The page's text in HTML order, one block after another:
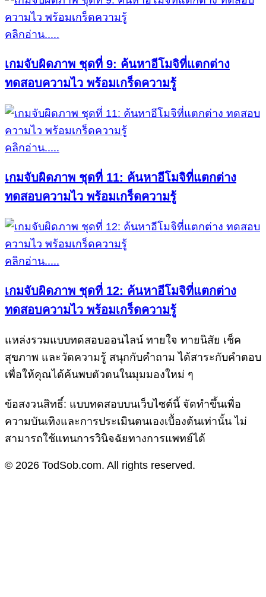
คลิกอ่าน.....
เกมจับผิดภาพ ชุดที่ 9: ค้นหาอีโมจิที่แตกต่าง
ทดสอบความไว พร้อมเกร็ดความรู้
คลิกอ่าน.....
เกมจับผิดภาพ ชุดที่ 11: ค้นหาอีโมจิที่แตกต่าง
ทดสอบความไว พร้อมเกร็ดความรู้
คลิกอ่าน.....
เกมจับผิดภาพ ชุดที่ 12: ค้นหาอีโมจิที่แตกต่าง
ทดสอบความไว พร้อมเกร็ดความรู้
แหล่งรวมแบบทดสอบออนไลน์ ทายใจ ทายนิสัย เช็ค
สุขภาพ และวัดความรู้ สนุกกับคำถาม ได้สาระกับคำตอบ
เพื่อให้คุณได้ค้นพบตัวตนในมุมมองใหม่ ๆ
ข้อสงวนสิทธิ์: แบบทดสอบบนเว็บไซต์นี้ จัดทำขึ้นเพื่อ
ความบันเทิงและการประเมินตนเองเบื้องต้นเท่านั้น ไม่
สามารถใช้แทนการวินิจฉัยทางการแพทย์ได้
© 2026 TodSob.com. All rights reserved.